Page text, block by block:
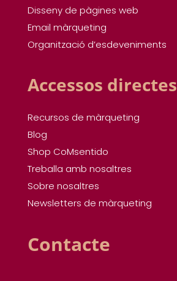
Disseny de pàgines web
Email màrqueting
Organització d’esdeveniments
Accessos directes
Recursos de màrqueting
Blog
Shop CoMsentido
Treballa amb nosaltres
Sobre nosaltres
Newsletters de màrqueting
Contacte